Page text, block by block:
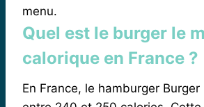
menu.
Quel est le burger le
calorique en France ?
En France, le hamburger